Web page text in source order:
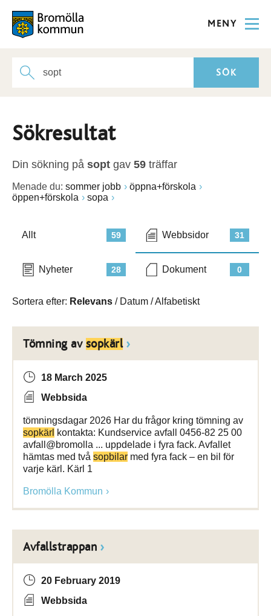
MENY
Sökresultat
Din sökning på sopt gav 59 träffar
Menade du: sommer jobb
öppna+förskola
öppen+förskola
sopa
59
Allt 31
Webbsidor
28
Nyheter 0
Dokument
Sortera efter: Relevans / Datum /Alfabetiskt
Tömning av sopkärl
18 March 2025
Webbsida
tömningsdagar 2026 Har du frågor kring tömning av
sopkärl kontakta: Kundservice avfall 0456-82 25 00
avfall@bromolla ... uppdelade i fyra fack. Avfallet
hämtas med två sopbilar med fyra fack – en bil för
varje kärl. Kärl 1
Bromölla Kommun
Avfallstrappan
20 February 2019
Webbsida